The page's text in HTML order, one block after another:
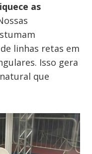
as
linhas retas em
Isso gera
que